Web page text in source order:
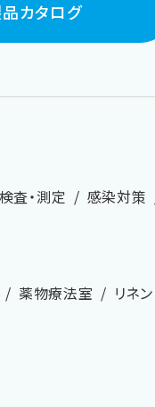
カタログ
検査・測定 感染対策
薬物療法室 リネ